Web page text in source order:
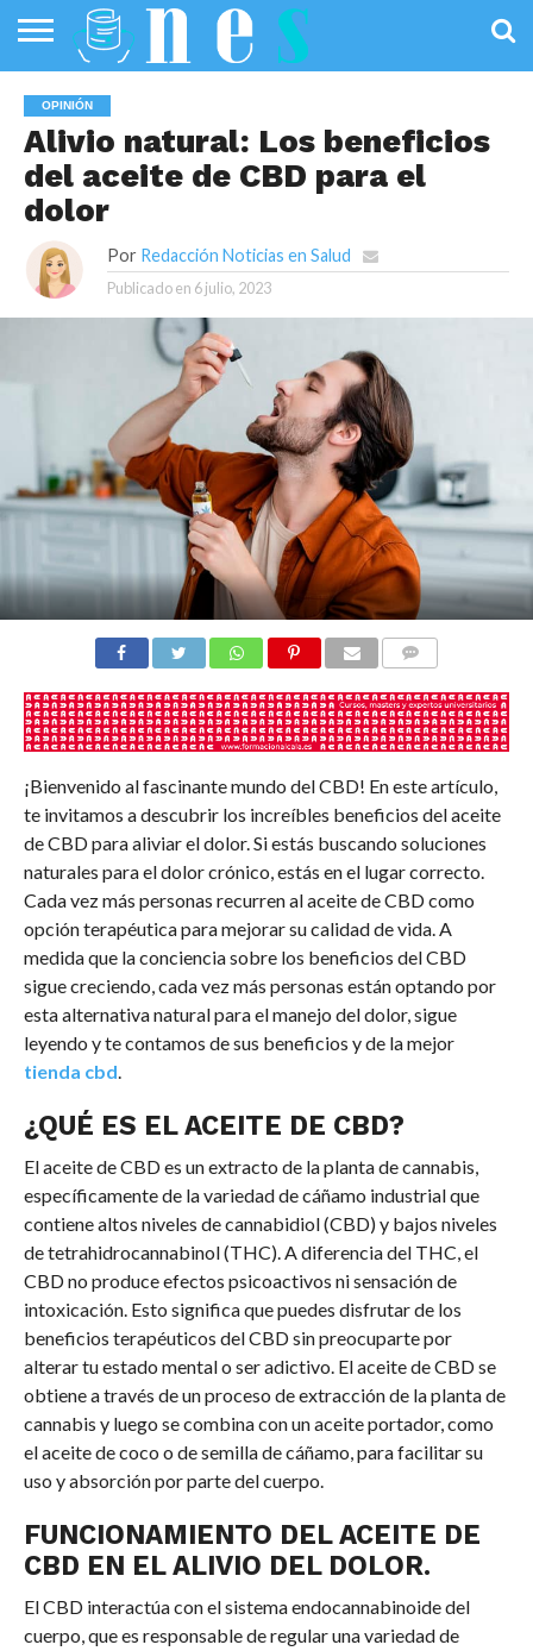
PÚBLICA
SANIDAD
INVESTIGACIÓN
ENTREVISTAS
PROFESIONALES
DE LA SALUD
INFOGRAFÍAS
DE SALUD
OPINIÓN
OPINIÓN
Alivio natural: Los beneficios
del aceite de CBD para el
dolor
Por Redacción Noticias en Salud
Publicado en 6 julio, 2023
¡Bienvenido al fascinante mundo del CBD! En este artículo,
te invitamos a descubrir los increíbles beneficios del aceite
de CBD para aliviar el dolor. Si estás buscando soluciones
naturales para el dolor crónico, estás en el lugar correcto.
Cada vez más personas recurren al aceite de CBD como
opción terapéutica para mejorar su calidad de vida. A
medida que la conciencia sobre los beneficios del CBD
sigue creciendo, cada vez más personas están optando por
esta alternativa natural para el manejo del dolor, sigue
leyendo y te contamos de sus beneficios y de la mejor
tienda cbd.
¿QUÉ ES EL ACEITE DE CBD?
El aceite de CBD es un extracto de la planta de cannabis,
específicamente de la variedad de cáñamo industrial que
contiene altos niveles de cannabidiol (CBD) y bajos niveles
de tetrahidrocannabinol (THC). A diferencia del THC, el
CBD no produce efectos psicoactivos ni sensación de
intoxicación. Esto significa que puedes disfrutar de los
beneficios terapéuticos del CBD sin preocuparte por
alterar tu estado mental o ser adictivo. El aceite de CBD se
obtiene a través de un proceso de extracción de la planta de
cannabis y luego se combina con un aceite portador, como
el aceite de coco o de semilla de cáñamo, para facilitar su
uso y absorción por parte del cuerpo.
FUNCIONAMIENTO DEL ACEITE DE
CBD EN EL ALIVIO DEL DOLOR.
El CBD interactúa con el sistema endocannabinoide del
cuerpo, que es responsable de regular una variedad de